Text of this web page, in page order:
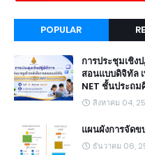
POPULAR
การประชุมเชิง
สอนแบบดิจิทัล
NET ชั้นประถ
สิงหาคม 04,
แผนผังการจัดข
ธันวาคม 06,